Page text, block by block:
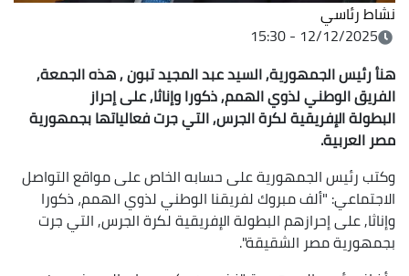
نشاط رئاسي
12/12/2025 - 15:30
هنأ رئيس الجمهورية, السيد عبد المجيد تبون , هذه الجمعة,
الفريق الوطني لذوي الهمم, ذكورا وإناثا, على إحراز
البطولة الإفريقية لكرة الجرس, التي جرت فعالياتها بجمهورية
مصر العربية.
وكتب رئيس الجمهورية على حسابه الخاص على مواقع التواصل
الاجتماعي: "ألف مبروك لفريقنا الوطني لذوي الهمم، ذكورا
وإناثا, على إحرازهم البطولة الإفريقية لكرة الجرس, التي جرت
بجمهورية مصر الشقيقة".